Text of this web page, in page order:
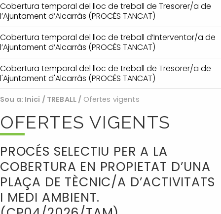
Cobertura temporal del lloc de treball de Tresorer/a de
l’Ajuntament d’Alcarràs (PROCÉS TANCAT)
Cobertura temporal del lloc de treball d’Interventor/a de
l’Ajuntament d’Alcarràs (PROCÉS TANCAT)
Cobertura temporal del lloc de treball de Tresorer/a de
l'Ajuntament d'Alcarràs (PROCÉS TANCAT)
Sou a: Inici / TREBALL / Ofertes vigents
OFERTES VIGENTS
PROCÉS SELECTIU PER A LA
COBERTURA EN PROPIETAT D’UNA
PLAÇA DE TÈCNIC/A D’ACTIVITATS
I MEDI AMBIENT.